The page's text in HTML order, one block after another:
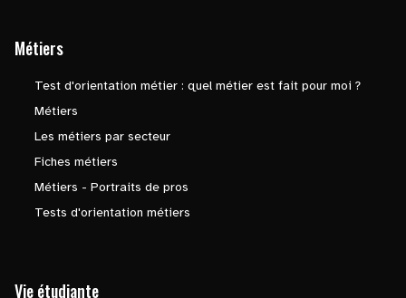
Métiers
Test d'orientation métier : quel métier est fait pour moi ?
Métiers
Les métiers par secteur
Fiches métiers
Métiers - Portraits de pros
Tests d'orientation métiers
Vie étudiante